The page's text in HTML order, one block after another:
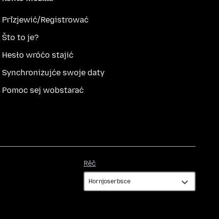
Přizjewić/Registrować
Što to je?
Hesło wróćo stajić
Synchronizujće swoje daty
Pomoc sej wobstarać
Rěč